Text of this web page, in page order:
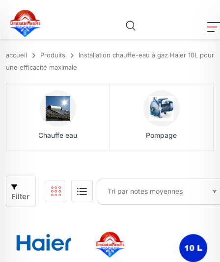
accueil Produits
Installation chauffe-eau à gaz Haier 10L pour
une efficacité maximale
Chauffe eau Pompage
Filter